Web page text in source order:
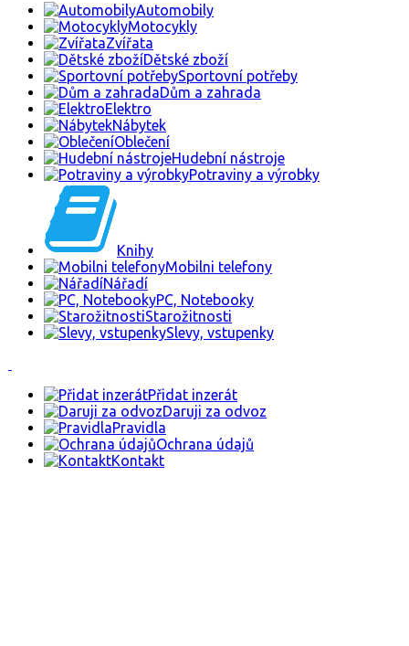
Automobily
Motocykly
Zvířata
Dětské zboží
Sportovní potřeby
Dům a zahrada
Elektro
Nábytek
Oblečení
Hudební nástroje
Potraviny a výrobky
Knihy
Mobilni telefony
Nářadí
PC, Notebooky
Starožitnosti
Slevy, vstupenky
Přidat inzerát
Daruji za odvoz
Pravidla
Ochrana údajů
Kontakt